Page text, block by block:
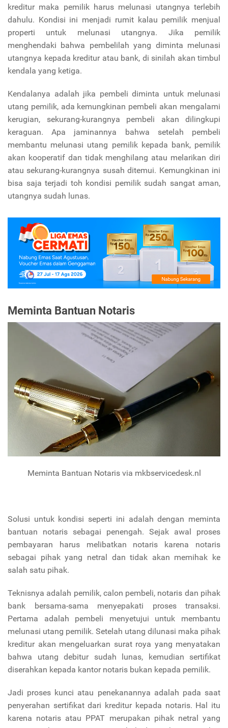
kreditur maka pemilik harus melunasi utangnya terlebih
dahulu. Kondisi ini menjadi rumit kalau pemilik menjual
properti untuk melunasi utangnya. Jika pemilik
menghendaki bahwa pembelilah yang diminta melunasi
utangnya kepada kreditur atau bank, di sinilah akan timbul
kendala yang ketiga.
Kendalanya adalah jika pembeli diminta untuk melunasi
utang pemilik, ada kemungkinan pembeli akan mengalami
kerugian, sekurang-kurangnya pembeli akan dilingkupi
keraguan. Apa jaminannya bahwa setelah pembeli
membantu melunasi utang pemilik kepada bank, pemilik
akan kooperatif dan tidak menghilang atau melarikan diri
atau sekurang-kurangnya susah ditemui. Kemungkinan ini
bisa saja terjadi toh kondisi pemilik sudah sangat aman,
utangnya sudah lunas.
Meminta Bantuan Notaris
Meminta Bantuan Notaris via mkbservicedesk.nl
Solusi untuk kondisi seperti ini adalah dengan meminta
bantuan notaris sebagai penengah. Sejak awal proses
pembayaran harus melibatkan notaris karena notaris
sebagai pihak yang netral dan tidak akan memihak ke
salah satu pihak.
Teknisnya adalah pemilik, calon pembeli, notaris dan pihak
bank bersama-sama menyepakati proses transaksi.
Pertama adalah pembeli menyetujui untuk membantu
melunasi utang pemilik. Setelah utang dilunasi maka pihak
kreditur akan mengeluarkan surat roya yang menyatakan
bahwa utang debitur sudah lunas, kemudian sertifikat
diserahkan kepada kantor notaris bukan kepada pemilik.
Jadi proses kunci atau penekanannya adalah pada saat
penyerahan sertifikat dari kreditur kepada notaris. Hal itu
karena notaris atau PPAT merupakan pihak netral yang